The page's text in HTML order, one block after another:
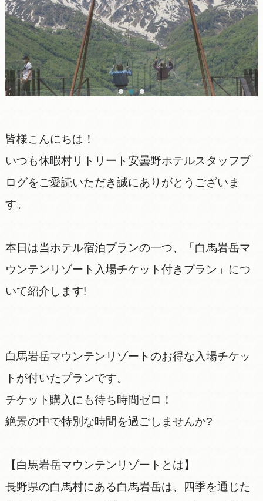
皆様こんにちは！
いつも休暇村リトリート安曇野ホテルスタッフブ
ログをご愛読いただき誠にありがとうございま
す。
本日は当ホテル宿泊プランの一つ、「白馬岩岳マ
ウンテンリゾート入場チケット付きプラン」につ
いて紹介します!
白馬岩岳マウンテンリゾートのお得な入場チケッ
トが付いたプランです。
チケット購入にも待ち時間ゼロ！
絶景の中で特別な時間を過ごしませんか?
【白馬岩岳マウンテンリゾートとは】
長野県の白馬村にある白馬岩岳は、四季を通じた